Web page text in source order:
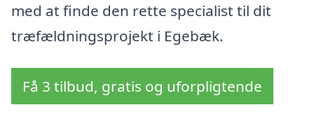
med at finde den rette specialist til dit
træfældningsprojekt i Egebæk.
Få 3 tilbud, gratis og uforpligtende